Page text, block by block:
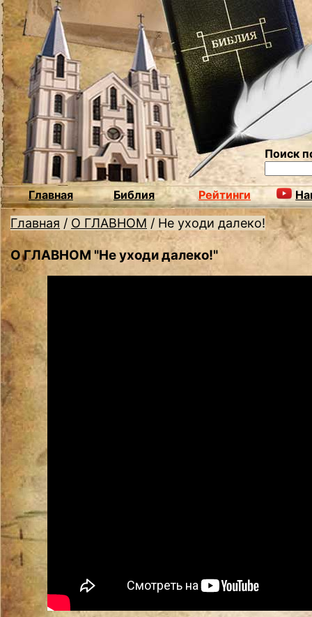
Поиск
Главная Библия Рейтинги
Главная / О ГЛАВНОМ / Не уходи далеко!
О ГЛАВНОМ "Не уходи далеко!"